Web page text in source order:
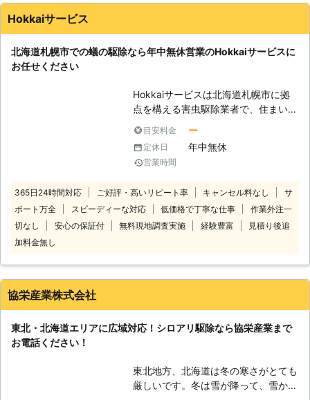
す。 そのため蜂の駆除は個人でおこ
者に依頼しましょう。 当店はスズメ
バチやアシナガバチの駆除にも対応可
た実績があります。 そのため駆除作
業には自信をもって対応できますので
に地域密着で対応！ 当店は北海道札
幌市を中心に地域密着で蜂の巣駆除に
対応しております。 札幌市全区、江
別町、南幌町、長沼町、新篠津 村に
お住まいの方で蜂の巣駆除ならお任せ
を。 札幌市清田区・北区・江別市に
ます。 当店は春から秋までは害虫駆
除を中心に活動し、冬は排雪作業をな
手伝いをしています。 排雪契約も受
け付けていますので、何かありました
Hokkaiサービス
北海道札幌市での蟻の駆除なら年中無休営業のHokkaiサービスに
お任せください
Hokkaiサービスは北海道札幌市に拠
点を構える害虫駆除業者で、住まいに
蟻駆除業者をお探しなら当店までご相
談ください。 ●蟻駆除ならHokkaiサ
ービスへ！ お庭や敷地内から室内へ
す。 外部侵入対処の場合は15,000円
～35,000円（税込）で対応。 防除作
業監督者・建築物環境衛生管理技術者
処します。 駆除歴24年のベテランが
蟻の種類や場所に合った適切な施工方
市付近でご希望なら、当店にお任せく
ださい。 ●年中無休で営業していま
のようなときは、年中無休で営業して
いるHokkaiサービスへ。 土日や祝日
目安料金 ー
定休日 年中無休
営業時間
365日24時間対応 ご好評・高いリピート率 キャンセル料なし
サ
ポート万全
スピーディーな対応 低価格で丁寧な仕事
作業外注一
切なし
安心の保証付 無料現地調査実施 経験豊富
見積り後追
加料金無し
協栄産業株式会社
東北・北海道エリアに広域対応！シロアリ駆除なら協栄産業まで
お電話ください！
東北地方、北海道は冬の寒さがとても
厳しいです。冬は雪が降って、雪かき